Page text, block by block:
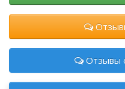
Отзывы